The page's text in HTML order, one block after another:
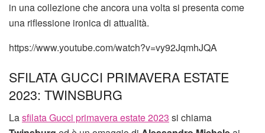
in una collezione che ancora una volta si presenta come
una riflessione ironica di attualità.
https://www.youtube.com/watch?v=vy92JqmhJQA
SFILATA GUCCI PRIMAVERA ESTATE
2023: TWINSBURG
Lasfilata Gucci primavera estate 2023 si chiama